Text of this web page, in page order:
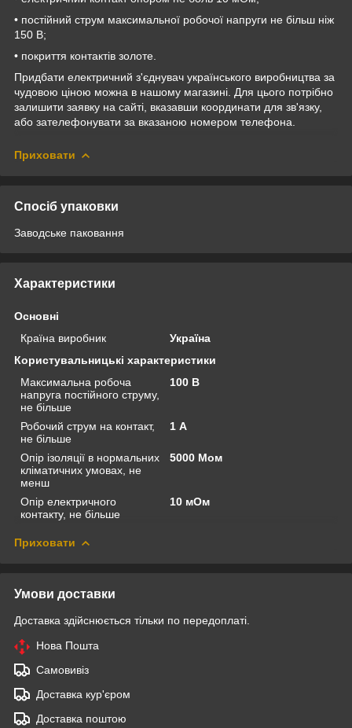
• постійний струм максимальної робочої напруги не більш ніж
150 В;
• покриття контактів золоте.
Придбати електричний з'єднувач українського виробництва за
чудовою ціною можна в нашому магазині. Для цього потрібно
залишити заявку на сайті, вказавши координати для зв'язку,
або зателефонувати за вказаною номером телефона.
Приховати
Спосіб упаковки
Заводське паковання
Характеристики
Основні
Країна виробник
Україна
Користувальницькі характеристики
Максимальна робоча
напруга постійного струму,
не більше
100 В
Робочий струм на контакт,
не більше
1 А
Опір ізоляції в нормальних
кліматичних умовах, не
менш
5000 Мом
Опір електричного
контакту, не більше
10 мОм
Приховати
Умови доставки
Доставка здійснюється тільки по передоплаті.
Нова Пошта
Самовивіз
Доставка кур'єром
Доставка поштою